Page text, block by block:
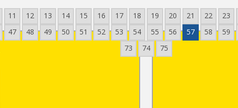
11 12 13 14 15 16 17 18 19 20 21 22 23
47 48 49 50 51 52 53 54 55 56 57 58 59
73
74 75